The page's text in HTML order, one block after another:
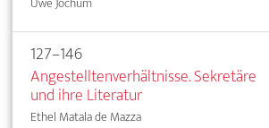
127–146
Angestelltenverhältnisse. Sekretäre
und ihre Literatur
Ethel Matala de Mazza